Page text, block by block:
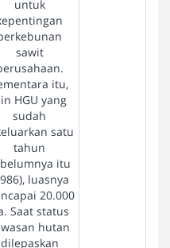
untuk
sawit
itu,
HGU yang
sudah
satu
tahun
itu
luasnya
20.000
Saat status
hutan
dilepaskan